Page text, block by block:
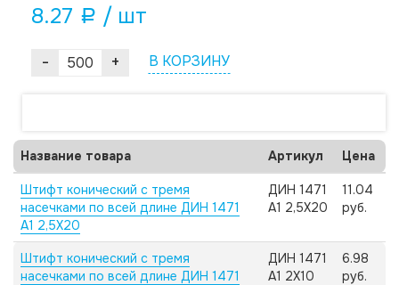
8.27 a / шт
- + В КОРЗИНУ
Название товара Артикул Цена
Штифт конический с тремя
насечками по всей длине ДИН 1471
А1 2,5X20
ДИН 1471
А1 2,5X20
11.04
руб.
Штифт конический с тремя
насечками по всей длине ДИН 1471
ДИН 1471
А1 2X10
6.98
руб.